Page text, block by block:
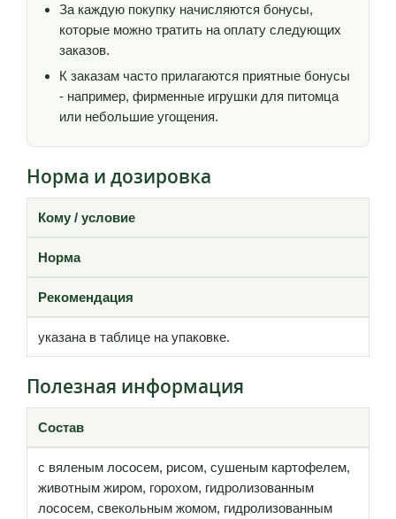
За каждую покупку начисляются бонусы,
которые можно тратить на оплату следующих
заказов.
К заказам часто прилагаются приятные бонусы
- например, фирменные игрушки для питомца
или небольшие угощения.
Норма и дозировка
Кому / условие
Норма
Рекомендация
указана в таблице на упаковке.
Полезная информация
Состав
с вяленым лососем, рисом, сушеным картофелем,
животным жиром, горохом, гидролизованным
лососем, свекольным жомом, гидролизованным